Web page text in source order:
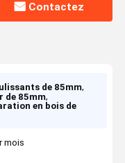
Contactez
de 85mm,
de 85mm,
en bois de
mois